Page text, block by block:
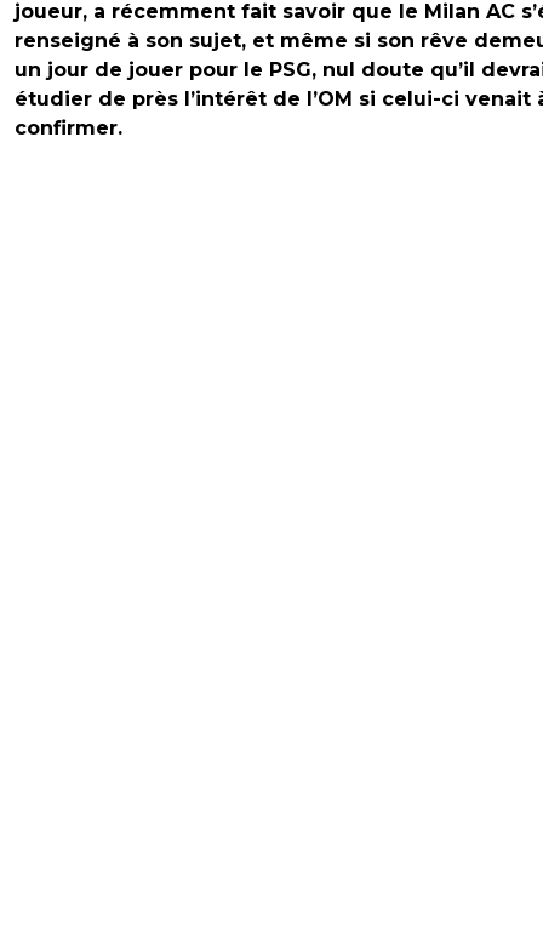
joueur, a récemment fait savoir que le Milan AC
renseigné à son sujet, et même si son rêve
un jour de jouer pour le PSG, nul doute qu’il
étudier de près l’intérêt de l’OM si celui-ci venait
confirmer.